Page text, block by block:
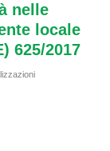
nelle
locale
625/2017